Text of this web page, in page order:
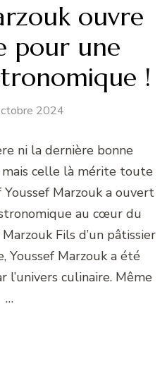
ouvre
pour une
!
2024
ni la dernière bonne
celle là mérite toute
Marzouk a ouvert
au cœur du
Fils d’un pâtissier
Youssef Marzouk a été
l’univers culinaire. Même
…